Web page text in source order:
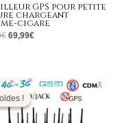
GPS pour petite
chargeant
cigare
€ 69,99€
!!
Le
prix
initial
était :
1.999,00€.
Le
prix
actuel
999,99€.